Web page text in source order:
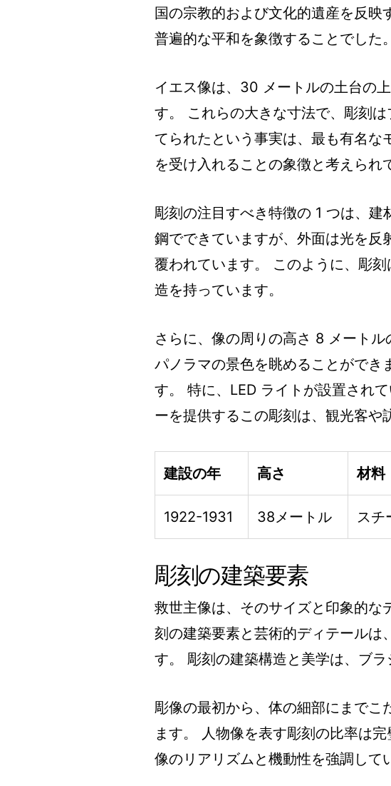
国の宗教的および文化的遺産を反
普遍的な平和を象徴することでした。
イエス像は、30 メートルの土台の
す。 これらの大きな寸法で、彫刻
てられたという事実は、最も有名な
を受け入れることの象徴と考えられ
彫刻の注目すべき特徴の 1 つは、
鋼でできていますが、外面は光を反
覆われています。 このように、彫
造を持っています。
さらに、像の周りの高さ 8 メート
パノラマの景色を眺めることがで
す。 特に、LED ライトが設置され
ーを提供するこの彫刻は、観光客
建設の年 高さ 材料
1922-1931 38メートル スチ
彫刻の建築要素
救世主像は、そのサイズと印象的
刻の建築要素と芸術的ディテールは
す。 彫刻の建築構造と美学は、ブラ
彫像の最初から、体の細部にまでこ
ます。 人物像を表す彫刻の比率は
像のリアリズムと機動性を強調して